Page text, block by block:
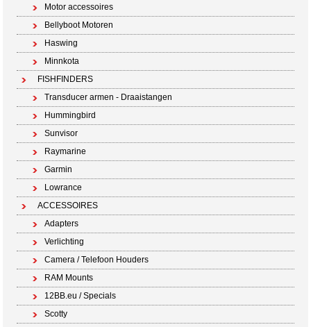
Motor accessoires
Bellyboot Motoren
Haswing
Minnkota
FISHFINDERS
Transducer armen - Draaistangen
Hummingbird
Sunvisor
Raymarine
Garmin
Lowrance
ACCESSOIRES
Adapters
Verlichting
Camera / Telefoon Houders
RAM Mounts
12BB.eu / Specials
Scotty